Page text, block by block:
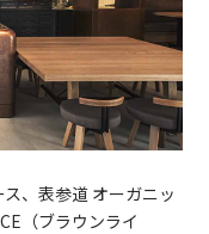
、表参道 オーガニッ
（ブラウンライ